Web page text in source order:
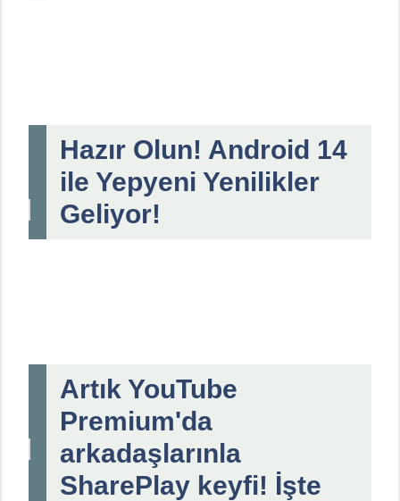
Hazır Olun! Android 14
ile Yepyeni Yenilikler
Geliyor!
Artık YouTube
Premium'da
arkadaşlarınla
SharePlay keyfi! İşte